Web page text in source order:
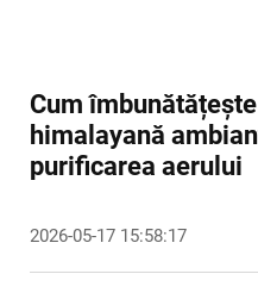
Cum
himalayană
purificarea aerului
2026-05-17 15:58:17